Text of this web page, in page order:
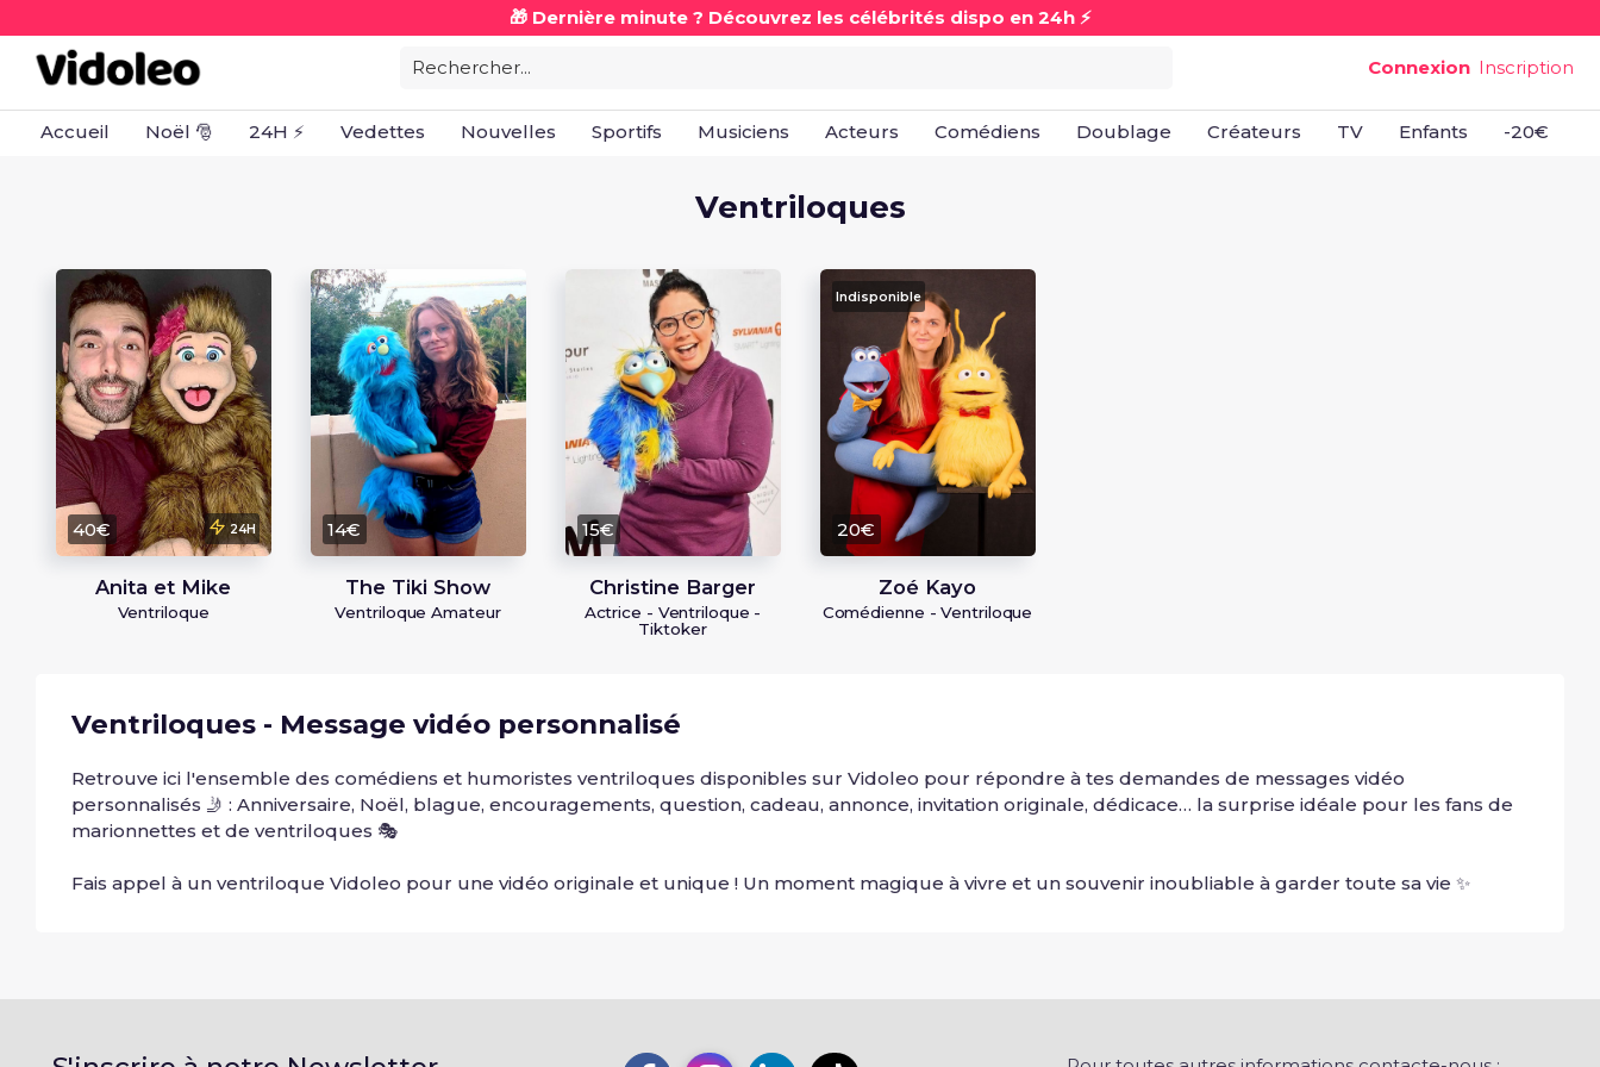
🎁 Dernière minute ? Découvrez les célébrités dispo en 24h ⚡
Rechercher... Connexion Inscription
Accueil Noël 🎅 24H ⚡ Vedettes Nouvelles Sportifs Musiciens Acteurs Comédiens Doublage Créateurs TV Enfants -20€
Ventriloques
24H
40€
Anita et Mike
Ventriloque
14€
The Tiki Show
Ventriloque Amateur
15€
Christine Barger
Actrice - Ventriloque -
Tiktoker
Indisponible
20€
Zoé Kayo
Comédienne - Ventriloque
Ventriloques - Message vidéo personnalisé
Retrouve ici l'ensemble des comédiens et humoristes ventriloques disponibles sur Vidoleo pour répondre à tes demandes de messages vidéo
personnalisés 🤳 : Anniversaire, Noël, blague, encouragements, question, cadeau, annonce, invitation originale, dédicace… la surprise idéale pour les fans de
marionnettes et de ventriloques 🎭
Fais appel à un ventriloque Vidoleo pour une vidéo originale et unique ! Un moment magique à vivre et un souvenir inoubliable à garder toute sa vie ✨